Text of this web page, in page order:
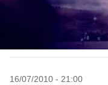
16/07/2010 - 21:00